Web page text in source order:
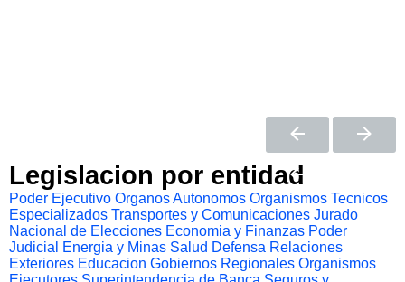
Legislacion por entidad
Poder Ejecutivo Organos Autonomos Organismos Tecnicos
Especializados Transportes y Comunicaciones Jurado
Nacional de Elecciones Economia y Finanzas Poder
Judicial
Energia y Minas Salud Defensa Relaciones
Exteriores Educacion Gobiernos Regionales Organismos